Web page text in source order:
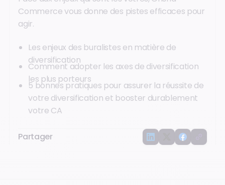
Commerce vous donne des pistes efficaces pour
agir.
Les enjeux des buralistes en matière de
diversification
Comment adopter les axes de diversification
les plus porteurs
5 bonnes pratiques pour assurer la réussite de
votre diversification et booster durablement
votre CA
Partager